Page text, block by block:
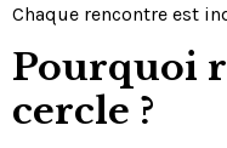
Chaque rencontre est
Pourquoi
cercle ?